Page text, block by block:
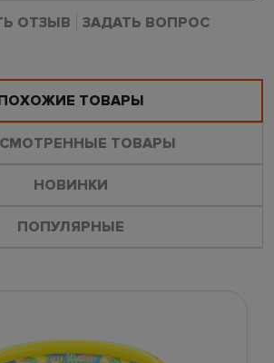
ОТЗЫВ ЗАДАТЬ ВОПРОС
ТОВАРЫ
ТОВАРЫ
НОВИНКИ
ПОПУЛЯРНЫЕ